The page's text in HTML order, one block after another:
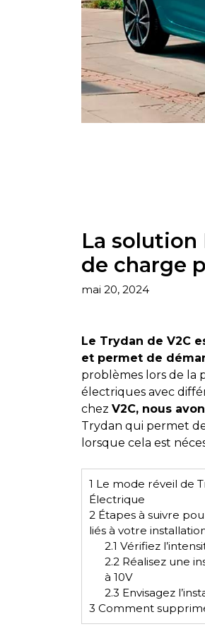
La solution
de charge
mai 20, 2024
Le Trydan de V2C
et permet de
problèmes lors de la
électriques avec
chez V2C, nous
Trydan qui permet
lorsque cela est
1 Le mode réveil de
Électrique
2Étapes à suivre
liés à votre
2.1 Vérifiez
2.2 Réalisez une
à 10V
2.3 Envisagez
3 Comment